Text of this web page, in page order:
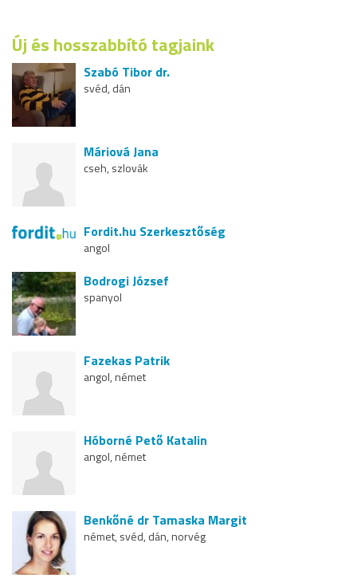
Új és hosszabbító tagjaink
Szabó Tibor dr.
svéd, dán
Máriová Jana
cseh, szlovák
Fordit.hu Szerkesztőség
angol
Bodrogi József
spanyol
Fazekas Patrik
angol, német
Hóborné Pető Katalin
angol, német
Benkőné dr Tamaska Margit
német, svéd, dán, norvég